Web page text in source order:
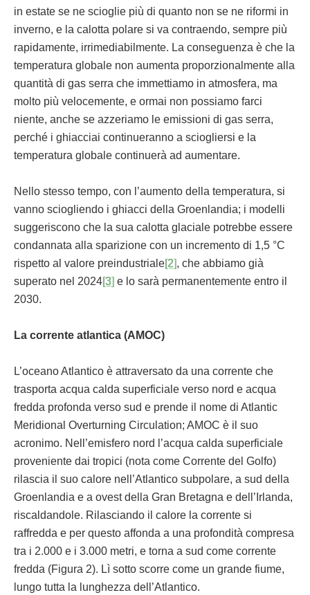
in estate se ne scioglie più di quanto non se ne riformi in
inverno, e la calotta polare si va contraendo, sempre più
rapidamente, irrimediabilmente. La conseguenza è che la
temperatura globale non aumenta proporzionalmente alla
quantità di gas serra che immettiamo in atmosfera, ma
molto più velocemente, e ormai non possiamo farci
niente, anche se azzeriamo le emissioni di gas serra,
perché i ghiacciai continueranno a sciogliersi e la
temperatura globale continuerà ad aumentare.
Nello stesso tempo, con l’aumento della temperatura, si
vanno sciogliendo i ghiacci della Groenlandia; i modelli
suggeriscono che la sua calotta glaciale potrebbe essere
condannata alla sparizione con un incremento di 1,5 °C
rispetto al valore preindustriale[2], che abbiamo già
superato nel 2024[3] e lo sarà permanentemente entro il
2030.
La corrente atlantica (AMOC)
L’oceano Atlantico è attraversato da una corrente che
trasporta acqua calda superficiale verso nord e acqua
fredda profonda verso sud e prende il nome di Atlantic
Meridional Overturning Circulation; AMOC è il suo
acronimo. Nell’emisfero nord l’acqua calda superficiale
proveniente dai tropici (nota come Corrente del Golfo)
rilascia il suo calore nell’Atlantico subpolare, a sud della
Groenlandia e a ovest della Gran Bretagna e dell’Irlanda,
riscaldandole. Rilasciando il calore la corrente si
raffredda e per questo affonda a una profondità compresa
tra i 2.000 e i 3.000 metri, e torna a sud come corrente
fredda (Figura 2). Lì sotto scorre come un grande fiume,
lungo tutta la lunghezza dell’Atlantico.